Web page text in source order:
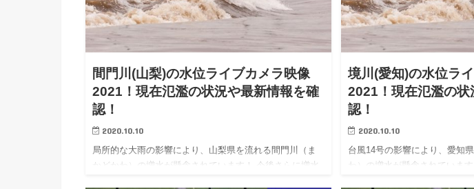
間門川(山梨)の水位ライブカメラ映像
2021！現在氾濫の状況や最新情報を確
認！
2020.10.10
局所的な大雨の影響により、山梨県を流れる間門川（ま
かどかわ）の増水が懸念されています！ 今後さらに増水
境川(愛知)の水位ラ
2021！現在氾濫の
認！
2020.10.10
台風14号の影響により、愛知
わ）の増水が懸念されていま